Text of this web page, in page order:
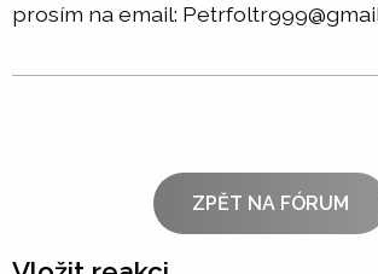
prosím na email:
ZPĚT NA FÓRUM